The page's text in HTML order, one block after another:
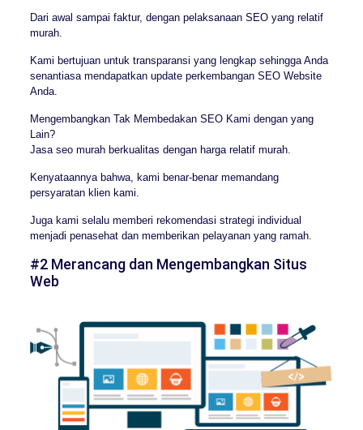
Dari awal sampai faktur, dengan pelaksanaan SEO yang relatif
murah.
Kami bertujuan untuk transparansi yang lengkap sehingga Anda
senantiasa mendapatkan update perkembangan SEO Website
Anda.
Mengembangkan Tak Membedakan SEO Kami dengan yang
Lain?
Jasa seo murah berkualitas dengan harga relatif murah.
Kenyataannya bahwa, kami benar-benar memandang
persyaratan klien kami.
Juga kami selalu memberi rekomendasi strategi individual
menjadi penasehat dan memberikan pelayanan yang ramah.
#2 Merancang dan Mengembangkan Situs
Web